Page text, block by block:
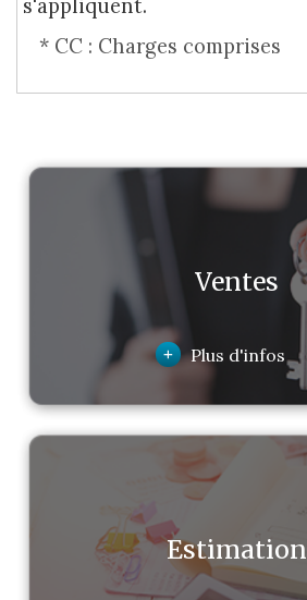
s'appliquent.
* CC : Charges comprises
Ventes
+ Plus d'infos
Estimation